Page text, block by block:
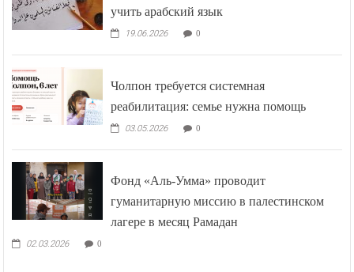
учить арабский язык
19.06.2026 0
Чолпон требуется системная
реабилитация: семье нужна помощь
03.05.2026 0
Фонд «Аль-Умма» проводит
гуманитарную миссию в палестинском
лагере в месяц Рамадан
02.03.2026 0